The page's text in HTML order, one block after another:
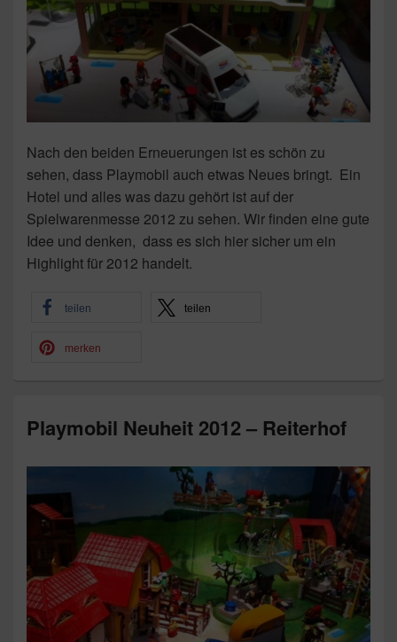
Nach den beiden Erneuerungen ist es schön zu
sehen, dass Playmobil auch etwas Neues bringt. Ein
Hotel und alles was dazu gehört ist auf der
Spielwarenmesse 2012 zu sehen. Wir finden eine gute
Idee und denken, dass es sich hier sicher um ein
Highlight für 2012 handelt.
teilen teilen
merken
Playmobil Neuheit 2012 – Reiterhof